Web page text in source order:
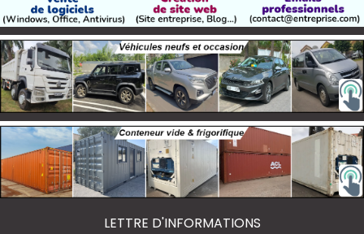
LETTRE D'INFORMATIONS